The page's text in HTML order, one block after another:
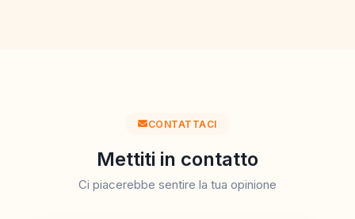
CONTATTACI
Mettiti in contatto
Ci piacerebbe sentire la tua opinione